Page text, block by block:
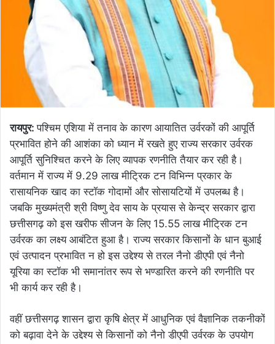
रायपुर:पश्चिम एशिया में तनाव के कारण आयातित उर्वरकों की आपूर्ति
प्रभावित होने की आशंका को ध्यान में रखते हुए राज्य सरकार उर्वरक
आपूर्ति सुनिश्चित करने के लिए व्यापक रणनीति तैयार कर रही है।
वर्तमान में राज्य में 9.29 लाख मीट्रिक टन विभिन्न प्रकार के
रासायनिक खाद का स्टॉक गोदामों और सोसायटियों में उपलब्ध है।
जबकि मुख्यमंत्री श्री विष्णु देव साय के प्रयास से केन्द्र सरकार द्वारा
छत्तीसगढ़ को इस खरीफ सीजन के लिए 15.55 लाख मीट्रिक टन
उर्वरक का लक्ष्य आबंटित हुआ है। राज्य सरकार किसानों के धान बुआई
एवं उत्पादन प्रभावित न हो इस उद्देश्य से तरल नैनो डीएपी एवं नैनो
यूरिया का स्टॉक भी समानांतर रूप से भण्डारित करने की रणनीति पर
भी कार्य कर रही है।
वहीं छत्तीसगढ़ शासन द्वारा कृषि क्षेत्र में आधुनिक एवं वैज्ञानिक तकनीकों
को बढ़ावा देने के उद्देश्य से किसानों को नैनो डीएपी उर्वरक के उपयोग